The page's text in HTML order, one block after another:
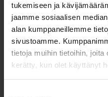
tukemiseen ja
jaamme sosiaalisen
alan kumppaneillemme
sivustoamme.
tietoja muihin tietoihin, joita
kerätty, kun olet käyttänyt
"*" näyttää
Aihe